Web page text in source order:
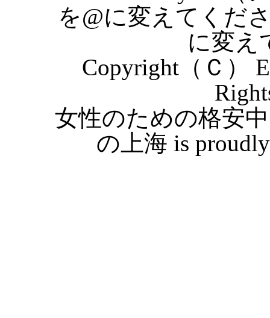
を@に変えてく
に変え
Copyright（Ｃ）
女性のための格安
の上海 is